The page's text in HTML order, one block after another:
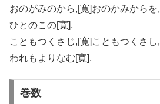
おのがみのから,[寛]おのかみからを,
ひとのこの[寛],
こともつくさじ,[寛]こともつくさし,
われもよりなむ[寛],
巻数